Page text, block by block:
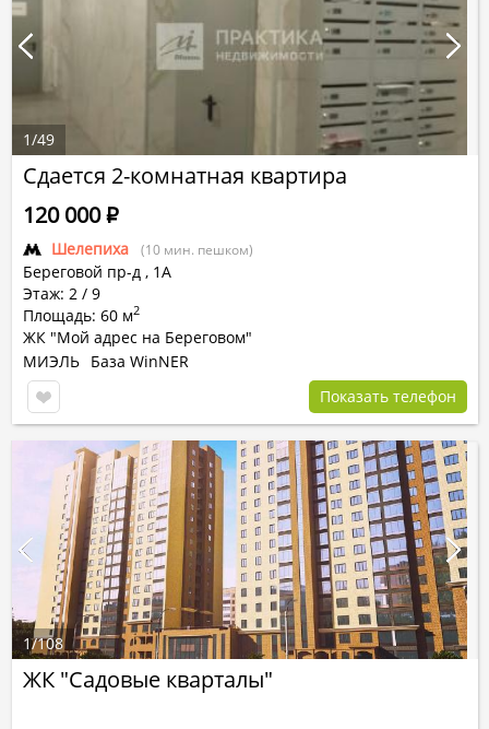
Сдается 2-комнатная квартира
Шелепиха (10 мин. пешком)
Береговой пр-д , 1А
Этаж: 2 / 9
Площадь: 60 м2
ЖК "Мой адрес на Береговом"
120 000Р
МИЭЛЬ База WinNER
Показать телефон
1/49
ЖК "Садовые кварталы"
1/108